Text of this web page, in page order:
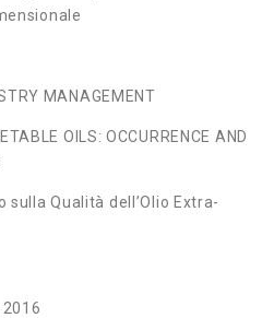
MANAGEMENT
OILS: OCCURRENCE AND
Qualità dell’Olio Extra-